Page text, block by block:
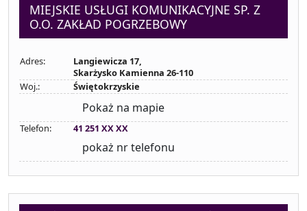
MIEJSKIE USŁUGI KOMUNIKACYJNE SP. Z
O.O. ZAKŁAD POGRZEBOWY
Adres:
Langiewicza 17,
Skarżysko Kamienna 26-110
Woj.:
Świętokrzyskie
Pokaż na mapie
Telefon: 41 251 XX XX
pokaż nr telefonu